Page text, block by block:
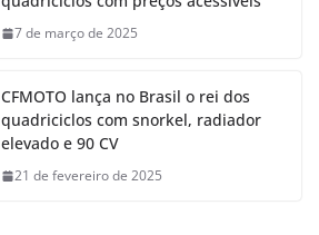
7 de março de 2025
CFMOTO lança no Brasil o rei dos
quadriciclos com snorkel, radiador
elevado e 90 CV
21 de fevereiro de 2025